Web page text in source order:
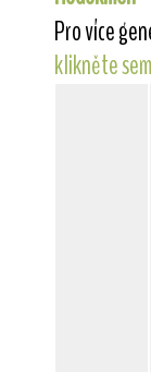
Pro více
klikněte sem